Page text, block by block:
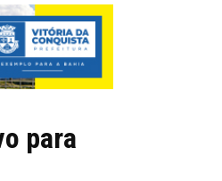
para